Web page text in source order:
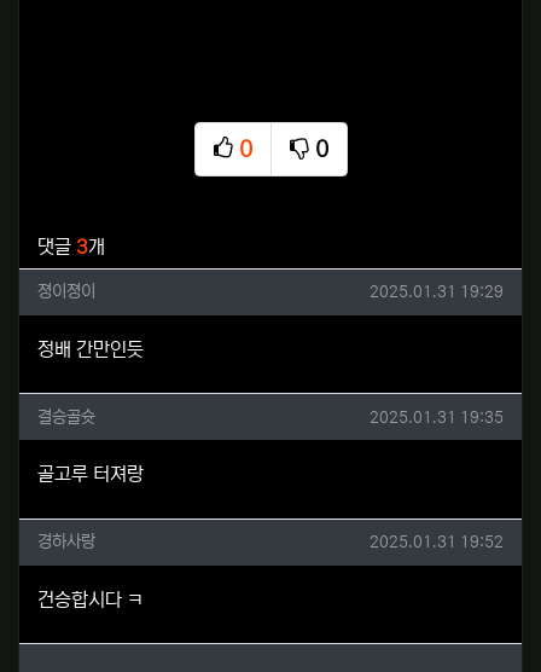
0
추천
0
비추천
댓글 3개
졍이졍이님의 댓글
졍이졍이 작성일
2025.01.31 19:29
정배 간만인듯
결승골슛님의 댓글
결승골슛 작성일
2025.01.31 19:35
골고루 터져랑
경하사랑님의 댓글
경하사랑 작성일
2025.01.31 19:52
건승합시다 ㅋ